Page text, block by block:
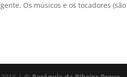
gente. Os músicos e os tocadores